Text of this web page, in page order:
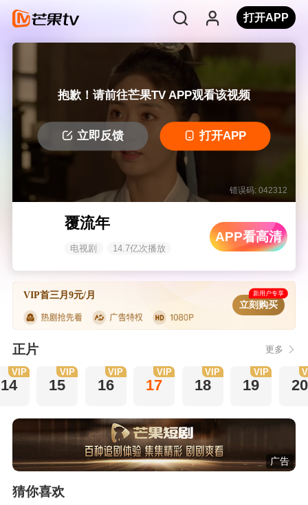
打开APP
抱歉！请前往芒果TV APP观看该视频
立即反馈 打开APP
错误码: 042312
覆流年
电视剧 14.7亿次播放
APP看高清
VIP首三月9元/月 新用户专享
立刻购买
正片 更多
14
VIP
15
VIP
16
VIP
17
VIP
18
VIP
19
VIP
20
广告
猜你喜欢